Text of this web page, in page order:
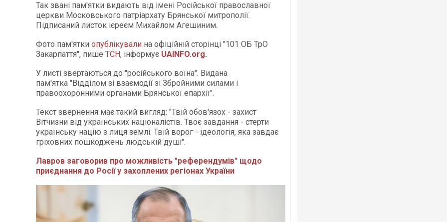
Так звані пам'ятки видають від імені Російської православної
церкви Московського патріархату Брянської митрополії.
Підписаний листок ієреєм Михайлом Агешиним.
Фото пам'ятки опублікували на офіційній сторінці "101 ОБ ТрО
Закарпаття", пише ТСН, інформує UAINFO.org.
У листі звертаються до "російського воїна". Видана
пам'ятка "Відділом зі взаємодії зі Збройними силами і
правоохоронними органами Брянської епархії".
Текст звернення має такий вигляд: "Твій обов'язох - захист
Вітчизни від українських націоналістів. Твоє завдання - стерти
українську націю з лиця землі. Твій ворог - ідеологія, яка завдає
гріховних пошкоджень людській душі".
Лавров заговорив про можливість "референдумів" щодо
приєднання до Росії у захоплених регіонах України